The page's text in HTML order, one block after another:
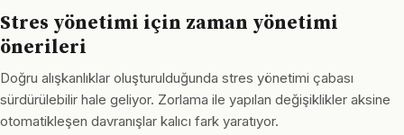
Stres yönetimi için zaman yönetimi
önerileri
Doğru alışkanlıklar oluşturulduğunda stres yönetimi çabası
sürdürülebilir hale geliyor. Zorlama ile yapılan değişiklikler aksine
otomatikleşen davranışlar kalıcı fark yaratıyor.